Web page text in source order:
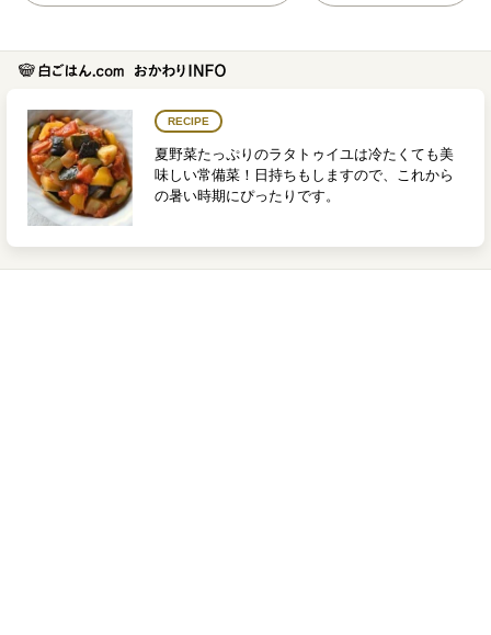
RECIPE
夏野菜たっぷりのラタトゥイユは冷たくても美
味しい常備菜！日持ちもしますので、これから
の暑い時期にぴったりです。